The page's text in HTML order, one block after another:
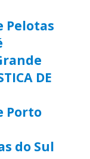
Pelotas
DE
Porto
do Sul